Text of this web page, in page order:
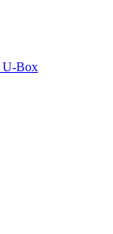
U-Box